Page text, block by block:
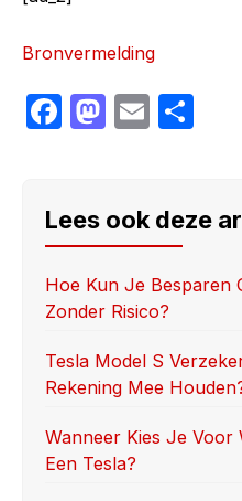
Bronvermelding
F
e
b
o
o
k
M
o
d
o
n
E
e
Lees ook deze
Hoe Kun Je Besparen
Zonder Risico?
Tesla Model S
Rekening Mee
Wanneer Kies Je Voor
Een Tesla?